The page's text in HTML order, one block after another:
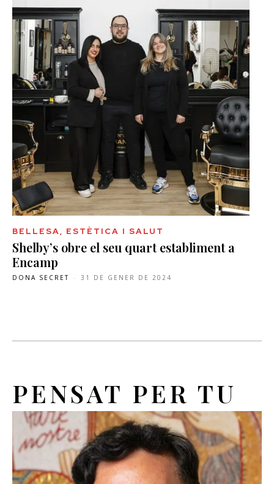
BELLESA, ESTÈTICA I SALUT
Shelby’s obre el seu quart establiment a
Encamp
DONA SECRET - 31 DE GENER DE 2024
PENSAT PER TU